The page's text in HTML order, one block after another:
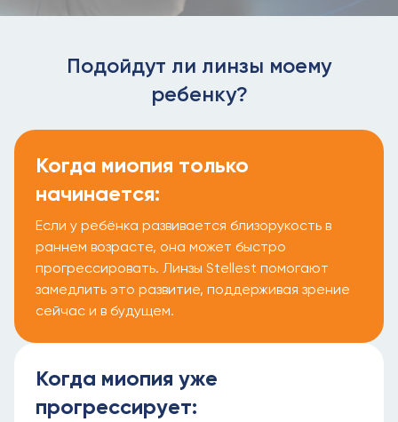
Подойдут ли линзы моему
ребенку?
Когда миопия только
начинается:
Если у ребёнка развивается близорукость в
раннем возрасте, она может быстро
прогрессировать. Линзы Stellest помогают
замедлить это развитие, поддерживая зрение
сейчас и в будущем.
Когда миопия уже
прогрессирует: